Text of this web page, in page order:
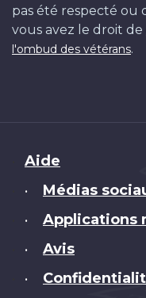
pas été respecté ou
vous avez le droit de
l'ombud des vétérans.
Brand
Aide
• Médias
• Applications
• Avis
•